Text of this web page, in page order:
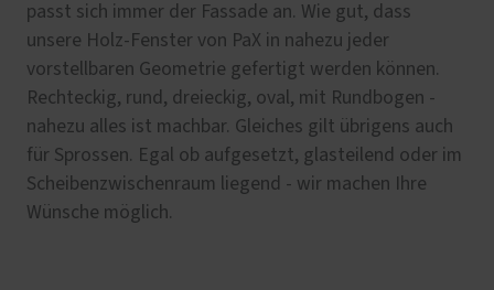
passt sich immer der Fassade an. Wie gut, dass
unsere Holz-Fenster von PaX in nahezu jeder
vorstellbaren Geometrie gefertigt werden können.
Rechteckig, rund, dreieckig, oval, mit Rundbogen -
nahezu alles ist machbar. Gleiches gilt übrigens auch
für Sprossen. Egal ob aufgesetzt, glasteilend oder im
Scheibenzwischenraum liegend - wir machen Ihre
Wünsche möglich.